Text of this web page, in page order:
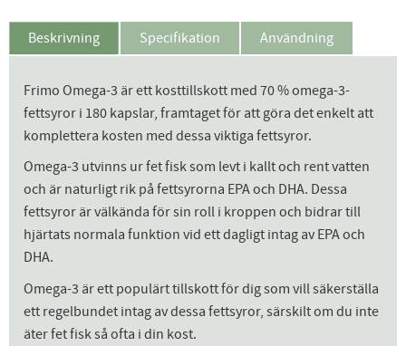
Beskrivning Specifikation Användning
Frimo Omega-3 är ett kosttillskott med 70 % omega-3-
fettsyror i 180 kapslar, framtaget för att göra det enkelt att
komplettera kosten med dessa viktiga fettsyror.
Omega-3 utvinns ur fet fisk som levt i kallt och rent vatten
och är naturligt rik på fettsyrorna EPA och DHA. Dessa
fettsyror är välkända för sin roll i kroppen och bidrar till
hjärtats normala funktion vid ett dagligt intag av EPA och
DHA.
Omega-3 är ett populärt tillskott för dig som vill säkerställa
ett regelbundet intag av dessa fettsyror, särskilt om du inte
äter fet fisk så ofta i din kost.